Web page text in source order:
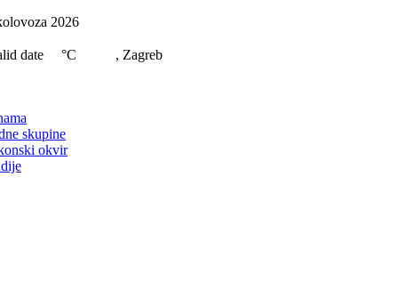
Skip
content
2026
date °C , Zagreb
skupine
okvir